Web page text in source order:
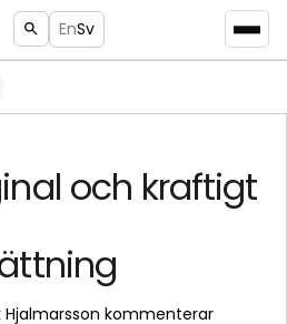
EnSv
och kraftigt
Hjalmarsson kommenterar